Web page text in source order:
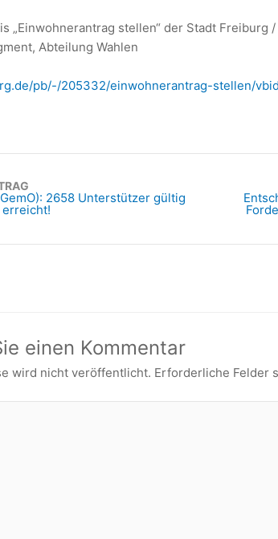
„Einwohnerantrag stellen“ der Stadt Freiburg
Abteilung Wahlen
pb/-/205332/einwohnerantrag-stellen/
2658 Unterstützer gültig
einen Kommentar
wird nicht veröffentlicht. Erforderliche Felder